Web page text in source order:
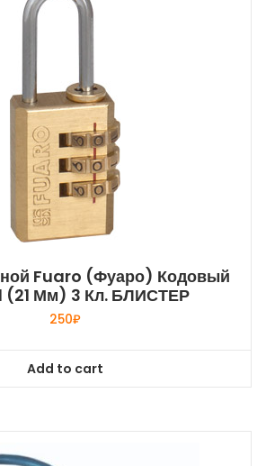
Fuaro (Фуаро) Кодовый
(21 Мм) 3 Кл. БЛИСТЕР
250₽
Add to cart